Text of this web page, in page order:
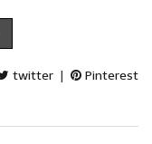
twitter | Pinterest